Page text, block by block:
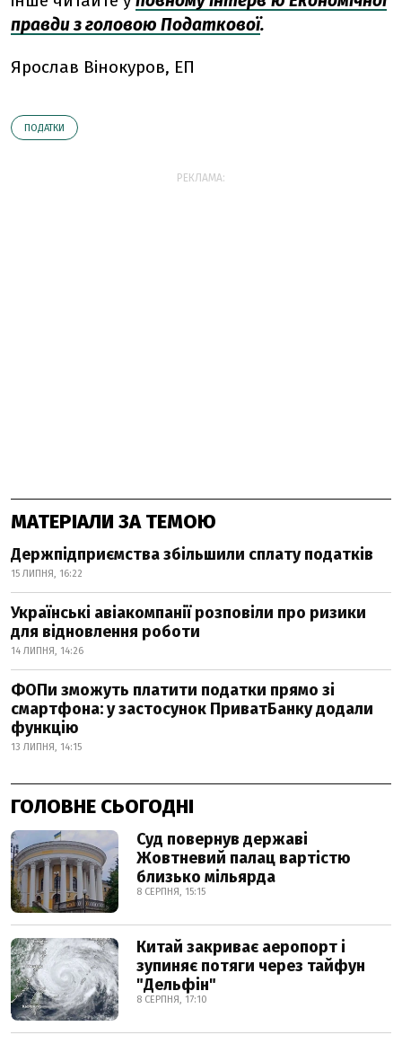
правди з головою Податкової.
Ярослав Вінокуров, ЕП
ПОДАТКИ
РЕКЛАМА:
МАТЕРІАЛИ ЗА ТЕМОЮ
Держпідприємства збільшили сплату податків
15 ЛИПНЯ, 16:22
Українські авіакомпанії розповіли про ризики
для відновлення роботи
14 ЛИПНЯ, 14:26
ФОПи зможуть платити податки прямо зі
смартфона: у застосунок ПриватБанку додали
функцію
13 ЛИПНЯ, 14:15
ГОЛОВНЕ СЬОГОДНІ
Суд повернув державі
Жовтневий палац вартістю
близько мільярда
8 СЕРПНЯ, 15:15
Китай закриває аеропорт і
зупиняє потяги через тайфун
"Дельфін"
8 СЕРПНЯ, 17:10